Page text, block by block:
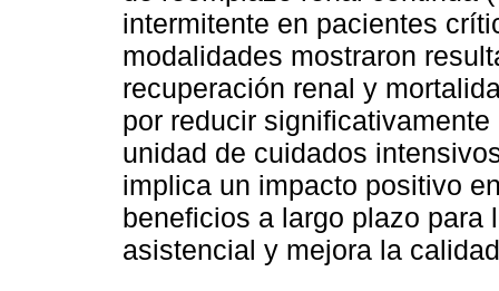
intermitente en pacientes
modalidades mostraron
recuperación renal y
por reducir
unidad de cuidados
implica un impacto positivo
beneficios a largo plazo para
asistencial y mejora la